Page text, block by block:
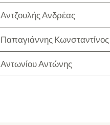
Αντζουλής Ανδρέας
Παπαγιάννης Κωνσταντίνος
Αντωνίου Αντώνης